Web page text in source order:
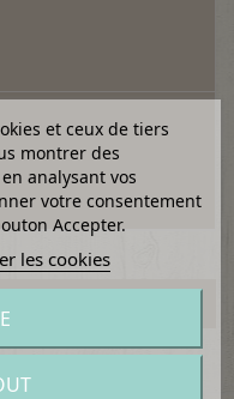
et ceux de tiers
montrer des
analysant vos
votre consentement
Accepter.
les cookies